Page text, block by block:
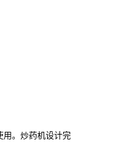
用。炒药机设计完